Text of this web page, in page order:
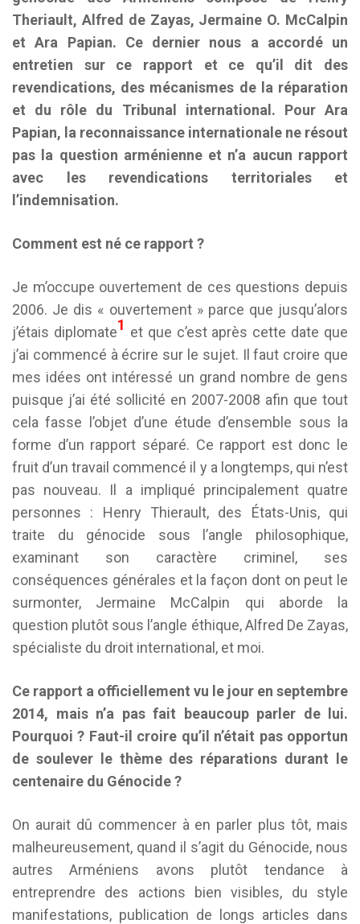
Theriault, Alfred de Zayas, Jermaine O. McCalpin
et Ara Papian. Ce dernier nous a accordé un
entretien sur ce rapport et ce qu’il dit des
revendications, des mécanismes de la réparation
et du rôle du Tribunal international. Pour Ara
Papian, la reconnaissance internationale ne résout
pas la question arménienne et n’a aucun rapport
avec les revendications territoriales et
l’indemnisation.
Comment est né ce rapport ?
Je m’occupe ouvertement de ces questions depuis
2006. Je dis « ouvertement » parce que jusqu’alors
j’étais diplomate1 et que c’est après cette date que
j’ai commencé à écrire sur le sujet. Il faut croire que
mes idées ont intéressé un grand nombre de gens
puisque j’ai été sollicité en 2007-2008 afin que tout
cela fasse l’objet d’une étude d’ensemble sous la
forme d’un rapport séparé. Ce rapport est donc le
fruit d’un travail commencé il y a longtemps, qui n’est
pas nouveau. Il a impliqué principalement quatre
personnes : Henry Thierault, des États-Unis, qui
traite du génocide sous l’angle philosophique,
examinant son caractère criminel, ses
conséquences générales et la façon dont on peut le
surmonter, Jermaine McCalpin qui aborde la
question plutôt sous l’angle éthique, Alfred De Zayas,
spécialiste du droit international, et moi.
Ce rapport a officiellement vu le jour en septembre
2014, mais n’a pas fait beaucoup parler de lui.
Pourquoi ? Faut-il croire qu’il n’était pas opportun
de soulever le thème des réparations durant le
centenaire du Génocide ?
On aurait dû commencer à en parler plus tôt, mais
malheureusement, quand il s’agit du Génocide, nous
autres Arméniens avons plutôt tendance à
entreprendre des actions bien visibles, du style
manifestations, publication de longs articles dans